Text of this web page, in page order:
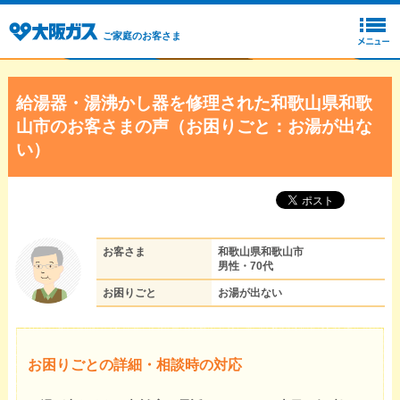
ご家庭のお客さま
給湯器・湯沸かし器を修理された和歌山県和歌
山市のお客さまの声（お困りごと：お湯が出な
い）
お客さま
和歌山県和歌山市
男性・70代
お困りごと お湯が出ない
お困りごとの詳細・相談時の対応